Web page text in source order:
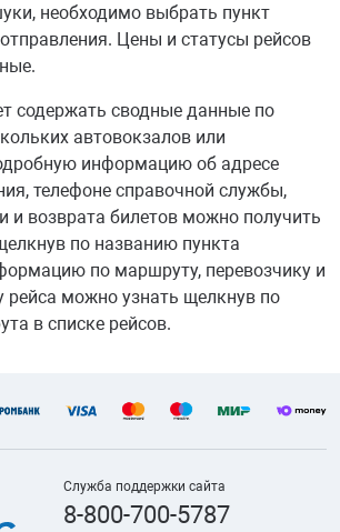
необходимо выбрать пункт
Цены и статусы рейсов
содержать сводные данные по
автовокзалов или
информацию об адресе
телефоне справочной службы,
и возврата билетов можно получить
по названию пункта
по маршруту, перевозчику и
рейса можно узнать щелкнув по
в списке рейсов.
Служба поддержки сайта
8-800-700-5787